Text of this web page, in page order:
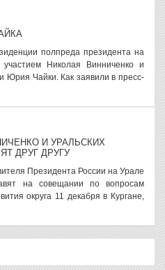
полпреда президента на
Николая Винниченко и
Юрия Чайки. Как заявили в пресс-
И УРАЛЬСКИХ
ДРУГ ДРУГУ
Президента России на Урале
на совещании по вопросам
округа 11 декабря в Кургане,